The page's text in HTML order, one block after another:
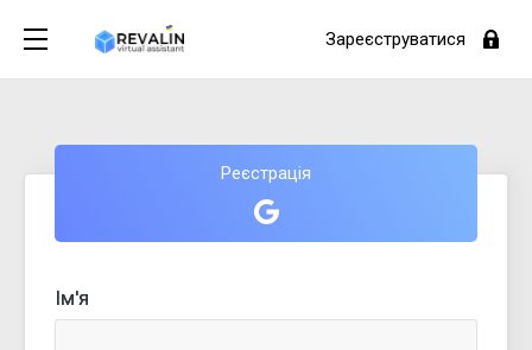
Зареєструватися
Реєстрація
Ім'я